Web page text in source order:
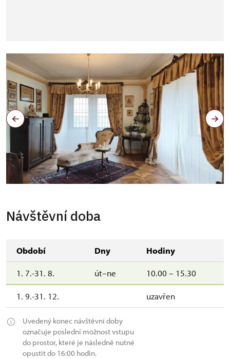
Návštěvní doba
Období Dny Hodiny
1. 7.-31. 8. út–ne 10.00 – 15.30
1. 9.-31. 12. uzavřen
Uvedený konec návštěvní doby
označuje poslední možnost vstupu
do prostor, které je následně nutné
opustit do 16:00 hodin.